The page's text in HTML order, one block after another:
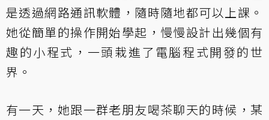
是透過網路通訊軟體，隨時隨地都可以上課。
她從簡單的操作開始學起，慢慢設計出幾個有
趣的小程式，一頭栽進了電腦程式開發的世
界。
有一天，她跟一群老朋友喝茶聊天的時候，某